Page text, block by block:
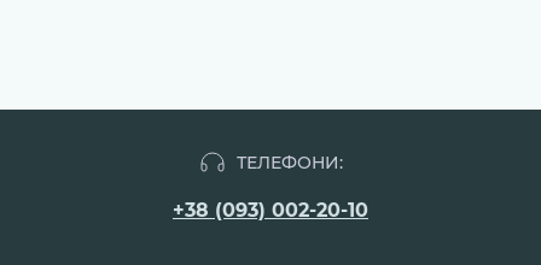
ТЕЛЕФОНИ:
+38 (093) 002-20-10